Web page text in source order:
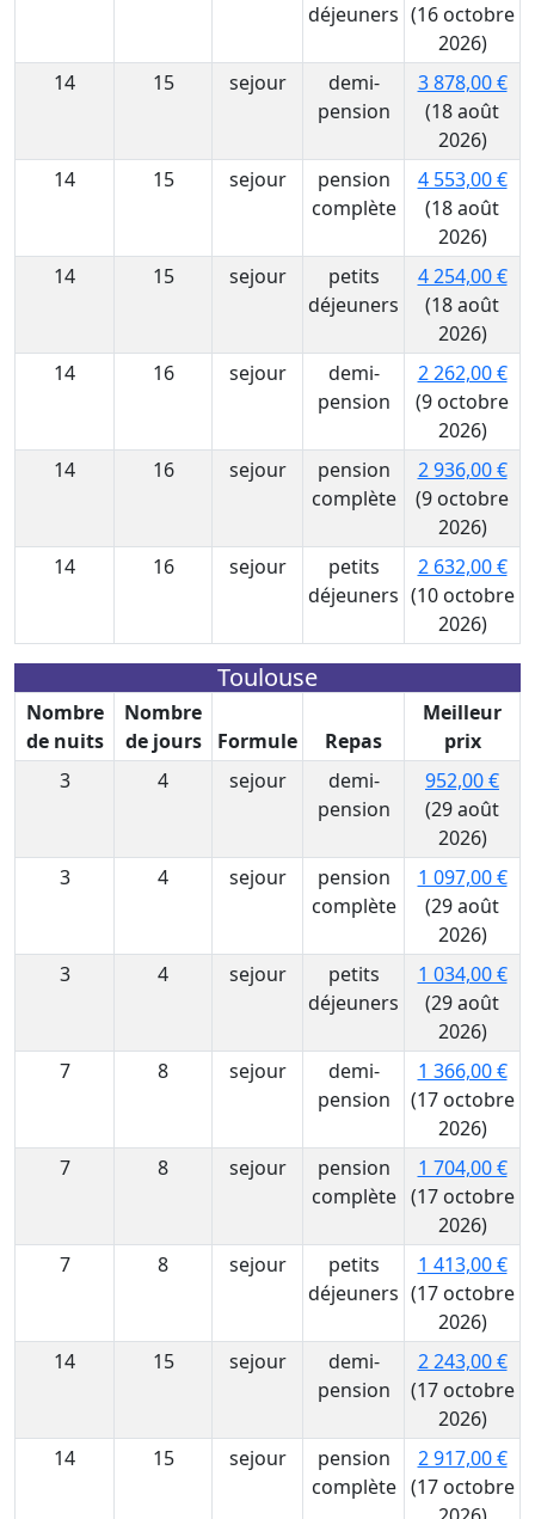
déjeuners (16 octobre
2026)
14
15 sejour
demi-
pension
3 878,00 €
(18 août
2026)
14
15 sejour
pension
complète
4 553,00 €
(18 août
2026)
14
15 sejour
petits
déjeuners
4 254,00 €
(18 août
2026)
14
16 sejour
demi-
pension
2 262,00 €
(9 octobre
2026)
14
16 sejour
pension
complète
2 936,00 €
(9 octobre
2026)
14
16 sejour
petits
déjeuners
2 632,00 €
(10 octobre
2026)
Toulouse
Nombre
de nuits
Nombre
de jours
Formule Repas
Meilleur
prix
3
4 sejour
demi-
pension
952,00 €
(29 août
2026)
3
4 sejour
pension
complète
1 097,00 €
(29 août
2026)
3
4 sejour
petits
déjeuners
1 034,00 €
(29 août
2026)
7
8 sejour
demi-
pension
1 366,00 €
(17 octobre
2026)
7
8 sejour
pension
complète
1 704,00 €
(17 octobre
2026)
7
8 sejour
petits
déjeuners
1 413,00 €
(17 octobre
2026)
14
15 sejour
demi-
pension
2 243,00 €
(17 octobre
2026)
14
15 sejour
pension
complète
2 917,00 €
(17 octobre